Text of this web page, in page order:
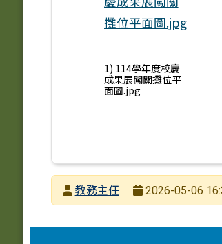
1) 114學年度校慶
成果展闖關攤位平
面圖.jpg
發布者教務主任
2026-05-06